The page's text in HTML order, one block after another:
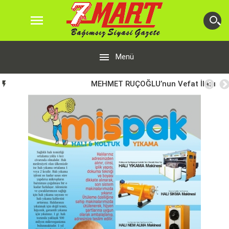

 Menü
 MEHMET RUÇOĞLU’nun Vefat İlanı